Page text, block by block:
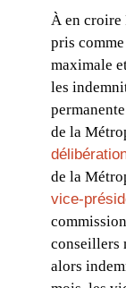
À en croire
pris
maximale
les
de la
de la
vice-
conseillers
alors